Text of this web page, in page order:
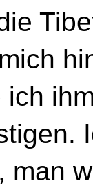
ich
man